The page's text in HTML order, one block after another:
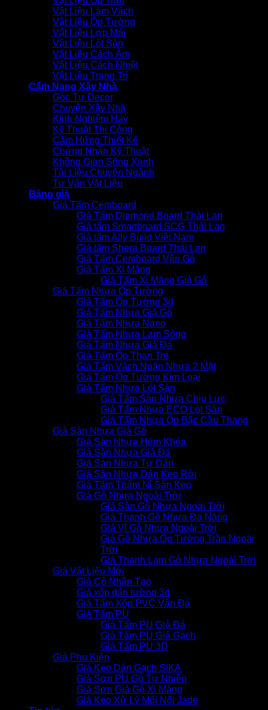
Vật Liệu Làm Vách
Vật Liệu Ốp Tường
Vật Liệu Lợp Mái
Vật Liệu Lót Sàn
Vật Liệu Cách Âm
Vật Liệu Cách Nhiệt
Vật Liệu Trang Trí
Cẩm Nang Xây Nhà
Góc Tự Decor
Chuyện Xây Nhà
Kinh Nghiệm Hay
Kỹ Thuật Thi Công
Cảm Hứng Thiết Kế
Chứng Nhận Kỹ Thuật
Không Gian Sống Xanh
Tài Liệu Chuyên Ngành
Tư Vấn Vật Liệu
Bảng giá
Giá Tấm Cemboard
Giá Tấm Diamond Board Thái Lan
Giá tấm Smartboard SCG Thái Lan
Giá tấm Ally Build Việt Nam
Giá tấm Shera Board Thái Lan
Giá Tấm Cemboard Vân Gỗ
Giá Tấm Xi Măng
Giá Tấm Xi Măng Giả Gỗ
Giá Tấm Nhựa Ốp Tường
Giá Tấm Ốp Tường 3d
Giá Tấm Nhựa Giả Gỗ
Giá Tấm Nhựa Nano
Giá Tấm Nhựa Lam Sóng
Giá Tấm Nhựa Giả Đá
Giá Tấm Ốp Than Tre
Giá Tấm Vách Ngăn Nhựa 2 Mặt
Giá Tấm Ốp Tường Kim Loại
Giá Tấm Nhựa Lót Sàn
Giá Tấm Sàn Nhựa Chịu Lực
Giá Tấm Nhựa ECO Lót Sàn
Giá Tấm Nhựa Ốp Bậc Cầu Thang
Giá Sàn Nhựa Giả Gỗ
Giá Sàn Nhựa Hèm Khóa
Giá Sàn Nhựa Giả Đá
Giá Sàn Nhựa Tự Dán
Giá Sàn Nhựa Dán Keo Rời
Giá Tấm Thảm Nỉ Sẵn Keo
Giá Gỗ Nhựa Ngoài Trời
Giá Sàn Gỗ Nhựa Ngoài Trời
Giá Thanh Gỗ Nhựa Đa Năng
Giá Vỉ Gỗ Nhựa Ngoài Trời
Giá Gỗ Nhựa Ốp Tường Trần Ngoài
Trời
Giá Thanh Lam Gỗ Nhựa Ngoài Trời
Giá Vật Liệu Mới
Giá Cỏ Nhân Tạo
Giá xốp dán tường 3d
Giá Tấm Xốp PVC Vân Đá
Giá Tấm PU
Giá Tấm PU Giả Đá
Giá Tấm PU Giả Gạch
Giá Tấm PU 3D
Giá Phụ Kiện
Giá Keo Dán Gạch SIKA
Giá Sơn PU Gỗ Tự Nhiên
Giá Sơn Giả Gỗ Xi Măng
Giá Keo Xử Lý Mối Nối Jade